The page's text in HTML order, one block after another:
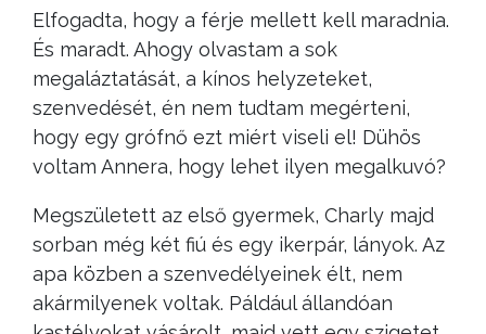
Elfogadta, hogy a férje mellett kell maradnia.
És maradt. Ahogy olvastam a sok
megaláztatását, a kínos helyzeteket,
szenvedését, én nem tudtam megérteni,
hogy egy grófnő ezt miért viseli el! Dühös
voltam Annera, hogy lehet ilyen megalkuvó?
Megszületett az első gyermek, Charly majd
sorban még két fiú és egy ikerpár, lányok. Az
apa közben a szenvedélyeinek élt, nem
akármilyenek voltak. Páldául állandóan